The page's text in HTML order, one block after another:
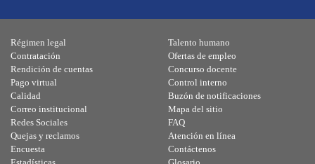
Régimen legal
Contratación
Rendición de cuentas
Pago virtual
Calidad
Talento humano
Ofertas de empleo
Concurso docente
Control interno
Buzón de notificaciones
Correo institucional
Redes Sociales
Quejas y reclamos
Encuesta
Mapa del sitio
FAQ
Atención en línea
Contáctenos